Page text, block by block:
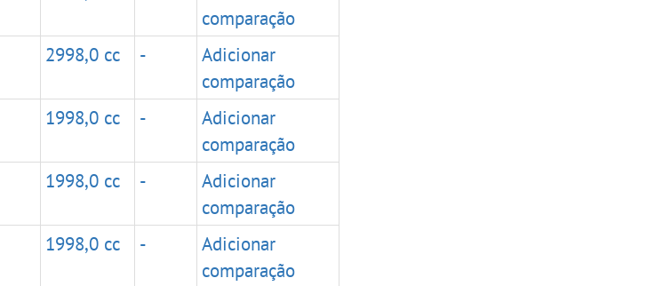
comparação
2998,0 cc -
Adicionar
comparação
1998,0 cc -
Adicionar
comparação
1998,0 cc -
Adicionar
comparação
1998,0 cc -
Adicionar
comparação